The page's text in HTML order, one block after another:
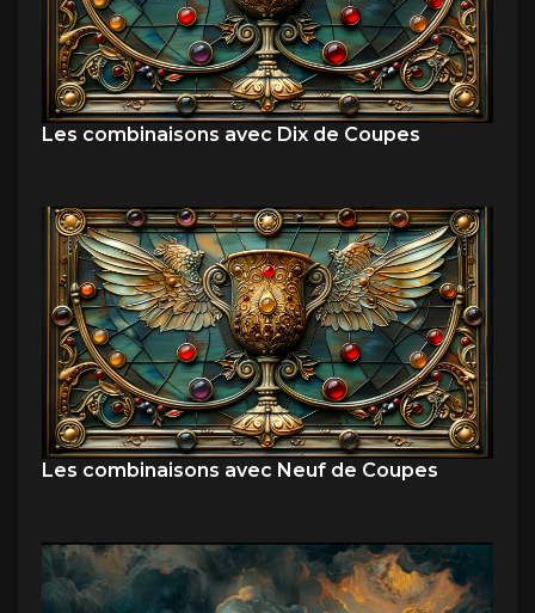
Les combinaisons avec Dix de Coupes
Les combinaisons avec Neuf de Coupes